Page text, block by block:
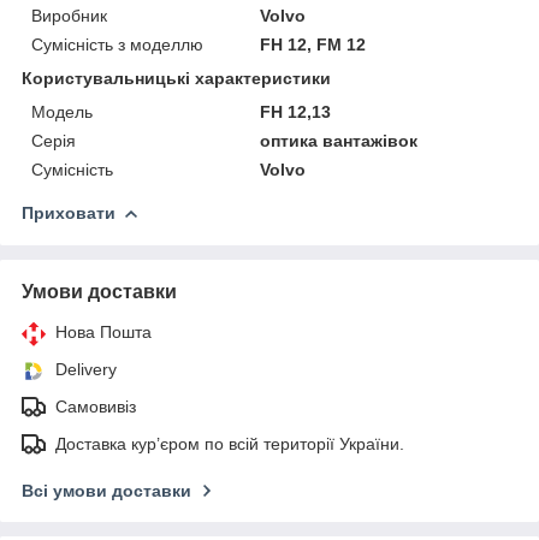
Виробник
Volvo
Сумісність з моделлю
FH 12, FM 12
Користувальницькі характеристики
Мoдель
FH 12,13
Серія
оптика вантажівок
Сумісність
Volvo
Приховати
Умови доставки
Нова Пошта
Delivery
Самовивіз
Доставка кур’єром по всій території України.
Всі умови доставки